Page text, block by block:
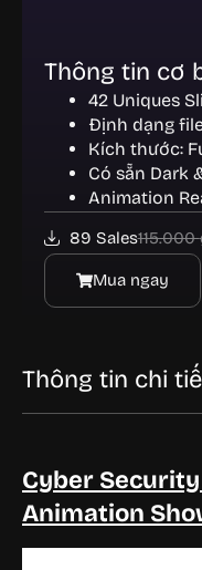
Thông tin cơ
42 Uniques
Định dạng
Kích thước:
Có sẵn Dark
Animation
89 Sales115.000
Mua ngay
Thông tin chi
Cyber
Animation